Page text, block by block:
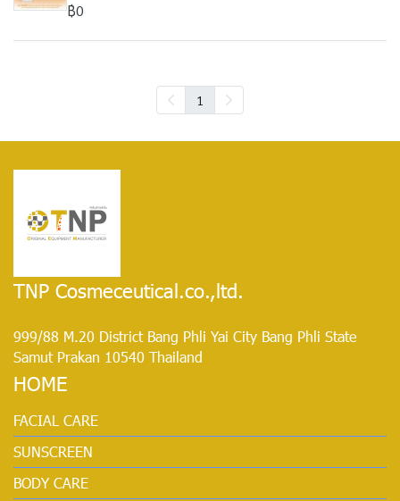
฿0
1
TNP Cosmeceutical.co.,ltd.
999/88 M.20 District Bang Phli Yai City Bang Phli State
Samut Prakan 10540 Thailand
HOME
FACIAL CARE
SUNSCREEN
BODY CARE